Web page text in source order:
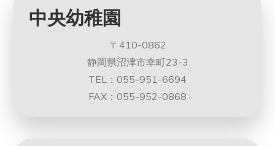
中央幼稚園
〒410-0862
静岡県沼津市幸町23-3
TEL：055-951-6694
FAX：055-952-0868